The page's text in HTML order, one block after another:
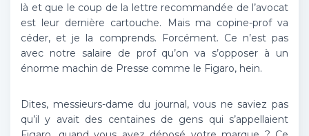
là et que le coup de la lettre recommandée de l’avocat
est leur dernière cartouche. Mais ma copine-prof va
céder, et je la comprends. Forcément. Ce n’est pas
avec notre salaire de prof qu’on va s’opposer à un
énorme machin de Presse comme le Figaro, hein.
Dites, messieurs-dame du journal, vous ne saviez pas
qu’il y avait des centaines de gens qui s’appellaient